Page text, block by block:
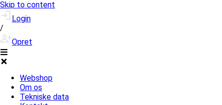
Skip to content
Login
/
Opret
Webshop
Om os
Tekniske data